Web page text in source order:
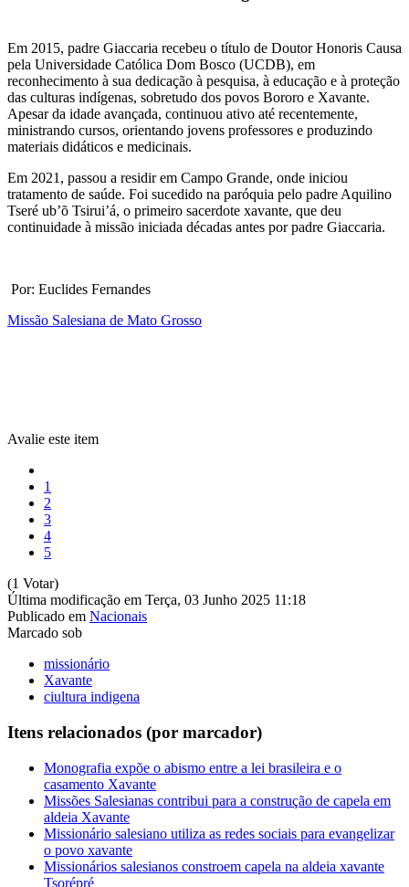
Em 2015, padre Giaccaria recebeu o título de Doutor Honoris Causa
pela Universidade Católica Dom Bosco (UCDB), em
reconhecimento à sua dedicação à pesquisa, à educação e à proteção
das culturas indígenas, sobretudo dos povos Bororo e Xavante.
Apesar da idade avançada, continuou ativo até recentemente,
ministrando cursos, orientando jovens professores e produzindo
materiais didáticos e medicinais.
Em 2021, passou a residir em Campo Grande, onde iniciou
tratamento de saúde. Foi sucedido na paróquia pelo padre Aquilino
Tseré ub’õ Tsirui’á, o primeiro sacerdote xavante, que deu
continuidade à missão iniciada décadas antes por padre Giaccaria.
Por: Euclides Fernandes
Missão Salesiana de Mato Grosso
Avalie este item
1
2
3
4
5
(1 Votar)
Última modificação em Terça, 03 Junho 2025 11:18
Publicado em Nacionais
Marcado sob
missionário
Xavante
ciultura indigena
Itens relacionados (por marcador)
Monografia expõe o abismo entre a lei brasileira e o
casamento Xavante
Missões Salesianas contribui para a construção de capela em
aldeia Xavante
Missionário salesiano utiliza as redes sociais para evangelizar
o povo xavante
Missionários salesianos constroem capela na aldeia xavante
Tsorépré